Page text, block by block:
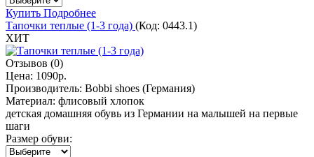
Купить Подробнее
Тапочки теплые (1-3 года) (Код: 0443.1)
ХИТ
Отзывов (0)
Цена: 1090р.
Производитель: Bobbi shoes (Германия)
Материал: флисовый хлопок
детская домашняя обувь из Германии на малышей на первые
шаги
Размер обуви: